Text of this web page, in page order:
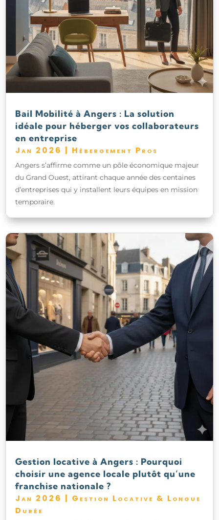
Bail Mobilité à Angers : La solution
idéale pour héberger vos collaborateurs
en entreprise
Jan 2026 | Hébergement Pros
Angers s’affirme comme un pôle économique majeur
du Grand Ouest, attirant chaque année des centaines
d’entreprises qui y installent leurs équipes en mission
temporaire.
Gestion locative à Angers : Pourquoi
choisir une agence locale plutôt qu’une
franchise nationale ?
Jan 2026 | Gestion Locative & Longue
Durée